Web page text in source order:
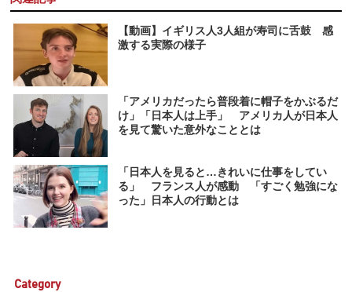
【動画】イギリス人3人組が寿司に舌鼓 感
激する実際の様子
「アメリカだったら普段着に帽子をかぶるだ
け」「日本人は上手」 アメリカ人が日本人
を見て驚いた意外なこととは
「日本人を見ると…きれいに仕事をしてい
る」 フランス人が感動 「すごく勉強にな
った」日本人の行動とは
Category